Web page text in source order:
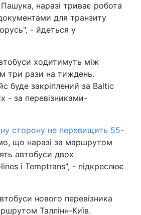
Пашука, наразі триває робота
для транзиту
- йдеться у
ходитимуть між
три рази на тиждень.
буде закріплений за Baltic
- за перевізниками-
сторону не перевищить 55-
що наразі за маршрутом
автобуси двох
і Temptrans", - підкреслює
нового перевізника
Таллінн-Київ.